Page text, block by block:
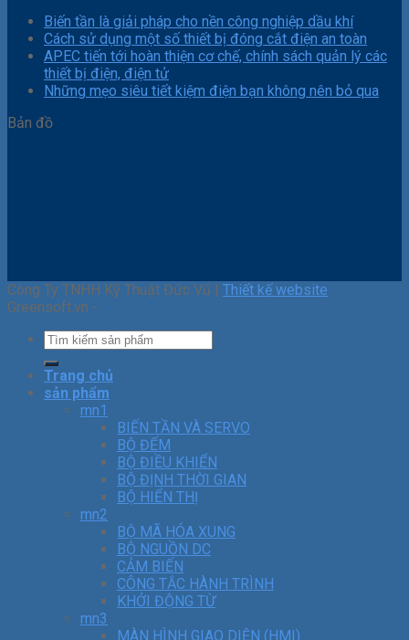
Biến tần là giải pháp cho nền công nghiệp dầu khí
Cách sử dụng một số thiết bị đóng cắt điện an toàn
APEC tiến tới hoàn thiện cơ chế, chính sách quản lý các
thiết bị điện, điện tử
Những mẹo siêu tiết kiệm điện bạn không nên bỏ qua
Bản đồ
Công Ty TNHH Kỹ Thuật Đức Vũ | Thiết kế website
Greensoft.vn -
Trang chủ
sản phẩm
mn1
BIẾN TẦN VÀ SERVO
BỘ ĐẾM
BỘ ĐIỀU KHIỂN
BỘ ĐỊNH THỜI GIAN
BỘ HIỂN THỊ
mn2
BỘ MÃ HÓA XUNG
BỘ NGUỒN DC
CẢM BIẾN
CÔNG TẮC HÀNH TRÌNH
KHỞI ĐỘNG TỪ
mn3
MÀN HÌNH GIAO DIỆN (HMI)